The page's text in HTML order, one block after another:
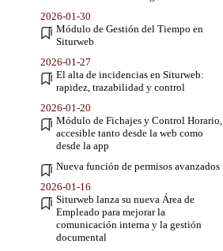
2026-01-30
Módulo de Gestión del Tiempo en
Siturweb
2026-01-27
El alta de incidencias en Siturweb:
rapidez, trazabilidad y control
2026-01-20
Módulo de Fichajes y Control Horario,
accesible tanto desde la web como
desde la app
Nueva función de permisos avanzados
2026-01-16
Siturweb lanza su nueva Área de
Empleado para mejorar la
comunicación interna y la gestión
documental